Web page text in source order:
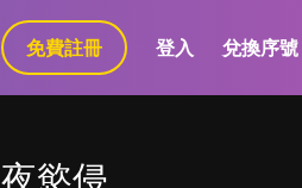
免費註冊 登入 兌換序號
夜慾侵